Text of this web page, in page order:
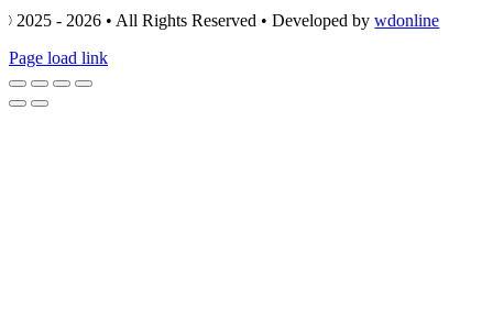
© 2025 - 2026 • All Rights Reserved • Developed bywdonline
Page load link